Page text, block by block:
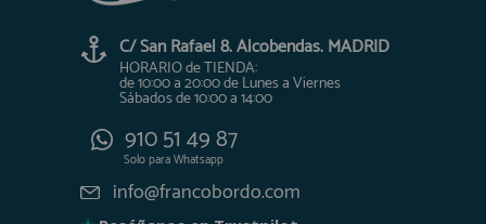
C/ San Rafael 8. Alcobendas. MADRID
HORARIO de TIENDA:
de 10:00 a 20:00 de Lunes a Viernes
Sábados de 10:00 a 14:00
910 51 49 87
Solo paraWhatsapp
info@francobordo.com